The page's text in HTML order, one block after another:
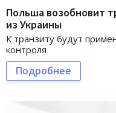
Польша возобновит
из Украины
К транзиту будут
контроля
Подробнее